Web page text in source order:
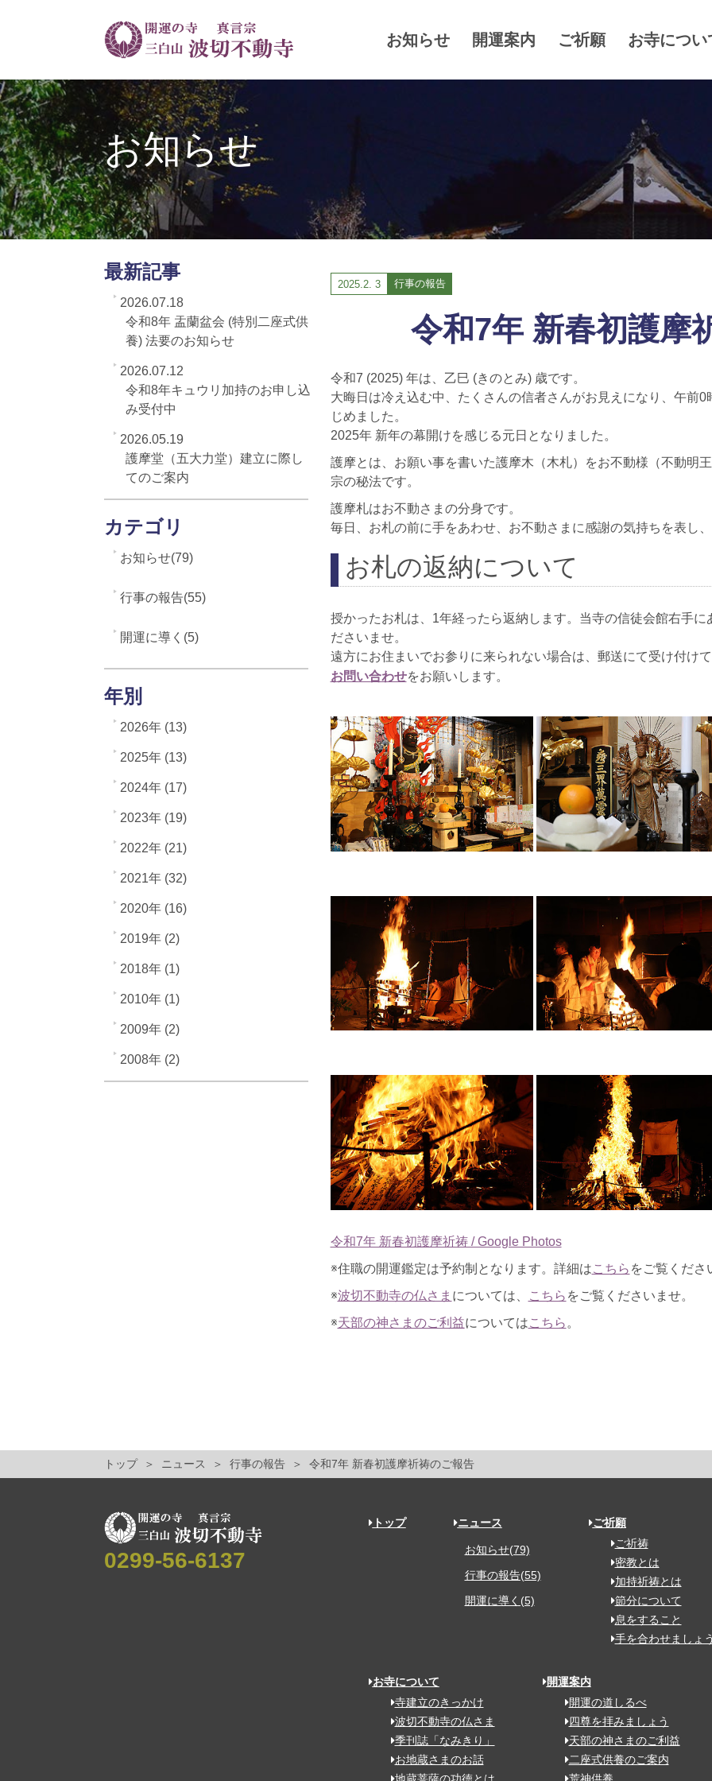
お知らせ 開運案内 ご祈願 お寺につい
お知らせ
2025.2. 3 行事の報告
令和7年 新春初護摩
令和7 (2025) 年は、乙巳 (きのとみ) 歳です。
大晦日は冷え込む中、たくさんの信者さんがお見えになり、午前
じめました。
2025年 新年の幕開けを感じる元日となりました。
護摩とは、お願い事を書いた護摩木（木札）をお不動様（不動明
宗の秘法です。
護摩札はお不動さまの分身です。
毎日、お札の前に手をあわせ、お不動さまに感謝の気持ちを表し
お札の返納について
授かったお札は、1年経ったら返納します。当寺の信徒会館右手
ださいませ。
遠方にお住まいでお参りに来られない場合は、郵送にて受け付け
お問い合わせをお願いします。
令和7年 新春初護摩祈祷 / Google Photos
※住職の開運鑑定は予約制となります。詳細はこちら をご覧くださ
※波切不動寺の仏さま については、 こちら をご覧くださいませ。
※天部の神さまのご利益についてはこちら 。
最新記事
2026.07.18
令和8年 盂蘭盆会 (特別二座式供
養) 法要のお知らせ
2026.07.12
令和8年キュウリ加持のお申し込
み受付中
2026.05.19
護摩堂（五大力堂）建立に際し
てのご案内
カテゴリ
お知らせ(79)
行事の報告(55)
開運に導く(5)
年別
2026年 (13)
2025年 (13)
2024年 (17)
2023年 (19)
2022年 (21)
2021年 (32)
2020年 (16)
2019年 (2)
2018年 (1)
2010年 (1)
2009年 (2)
2008年 (2)
トップ ニュース 行事の報告 令和7年 新春初護摩祈祷のご報告
0299-56-6137
トップ ニュース
お知らせ(79)
行事の報告(55)
開運に導く(5)
ご祈願
ご祈祷
密教とは
加持祈祷とは
節分について
息をすること
手を合わせましょ
お寺について
寺建立のきっかけ
波切不動寺の仏さま
季刊誌「なみきり」
お地蔵さまのお話
開運案内
開運の道しるべ
四尊を拝みましょう
天部の神さまのご利益
二座式供養のご案内